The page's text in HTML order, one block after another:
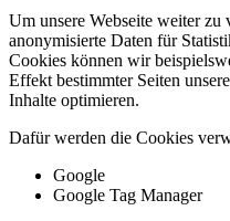
Um unsere Webseite weiter zu
anonymisierte Daten für
Cookies können wir
Effekt bestimmter Seiten
Inhalte optimieren.
Dafür werden die Cookies
Google
Google Tag Manager